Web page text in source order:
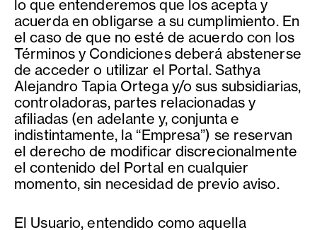
lo que entenderemos que los acepta y
acuerda en obligarse a su cumplimiento. En
el caso de que no esté de acuerdo con los
Términos y Condiciones deberá abstenerse
de acceder o utilizar el Portal. Sathya
Alejandro Tapia Ortega y/o sus subsidiarias,
controladoras, partes relacionadas y
afiliadas (en adelante y, conjunta e
indistintamente, la “Empresa”) se reservan
el derecho de modificar discrecionalmente
el contenido del Portal en cualquier
momento, sin necesidad de previo aviso.
El Usuario, entendido como aquella